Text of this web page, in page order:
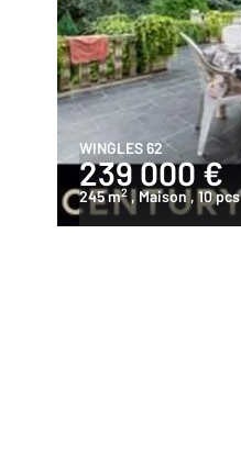
WINGLES 62
239 000 €
245 m2 , Maison , 10 pcs